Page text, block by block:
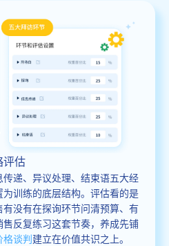
评估
递、异议处理、结束语五大经
训练的底层结构。评估看的是
没有在探询环节问清预算、有
反复练习这套节奏，养成先铺
格谈判建立在价值共识之上。